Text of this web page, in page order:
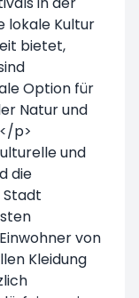
lokale Kultur
bietet,
Option für
Natur und
p>
und
die
von
Kleidung